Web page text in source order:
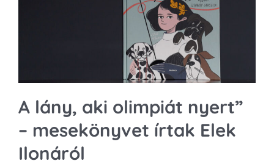
A lány, aki olimpiát nyert”
– mesekönyvet írtak Elek
Ilonáról